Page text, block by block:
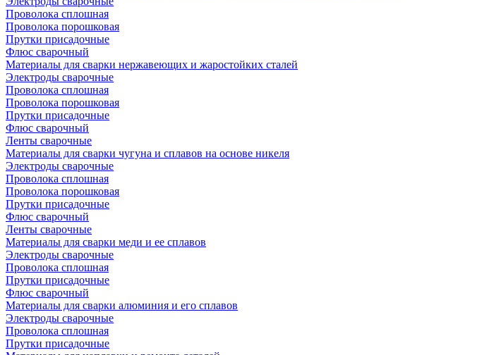
Проволока сплошная
Проволока порошковая
Прутки присадочные
Флюс сварочный
Материалы для сварки нержавеющих и жаростойких сталей
Электроды сварочные
Проволока сплошная
Проволока порошковая
Прутки присадочные
Флюс сварочный
Ленты сварочные
Материалы для сварки чугуна и сплавов на основе никеля
Электроды сварочные
Проволока сплошная
Проволока порошковая
Прутки присадочные
Флюс сварочный
Ленты сварочные
Материалы для сварки меди и ее сплавов
Электроды сварочные
Проволока сплошная
Прутки присадочные
Флюс сварочный
Материалы для сварки алюминия и его сплавов
Электроды сварочные
Проволока сплошная
Прутки присадочные